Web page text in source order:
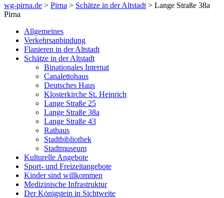
wg-pirna.de > Pirna > Schätze in der Altstadt > Lange Straße 38a
Pirna
Allgemeines
Verkehrsanbindung
Flanieren in der Altstadt
Schätze in der Altstadt
Binationales Internat
Canalettohaus
Deutsches Haus
Klosterkirche St. Heinrich
Lange Straße 25
Lange Straße 38a
Lange Straße 43
Rathaus
Stadtbibliothek
Stadtmuseum
Kulturelle Angebote
Sport- und Freizeitangebote
Kinder sind willkommen
Medizinische Infrastruktur
Der Königstein in Sichtweite